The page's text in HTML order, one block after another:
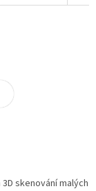
3D skenování malých